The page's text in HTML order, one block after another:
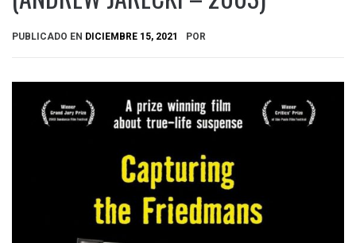
PUBLICADO EN DICIEMBRE 15, 2021 POR